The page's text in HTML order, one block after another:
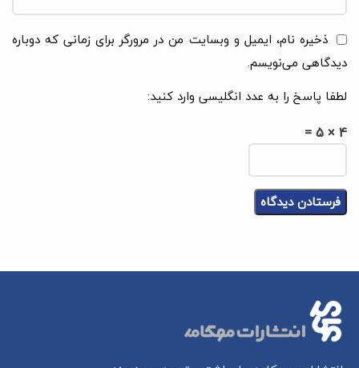
ذخیره نام، ایمیل و وبسایت من در مرورگر برای زمانی که دوباره
دیدگاهی می‌نویسم.
لطفا پاسخ را به عدد انگلیسی وارد کنید:
4 × 5 =